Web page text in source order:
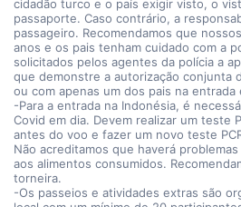
cidadão turco e o país exigir visto, o
passaporte. Caso contrário, a
passageiro. Recomendamos que
anos e os pais tenham cuidado com a
solicitados pelos agentes da polícia a
que demonstre a autorização conjunta
ou com apenas um dos pais na entrada
-Para a entrada na Indonésia, é
Covid em dia. Devem realizar um teste
antes do voo e fazer um novo teste
Não acreditamos que haverá
aos alimentos consumidos.
torneira.
-Os passeios e atividades extras são